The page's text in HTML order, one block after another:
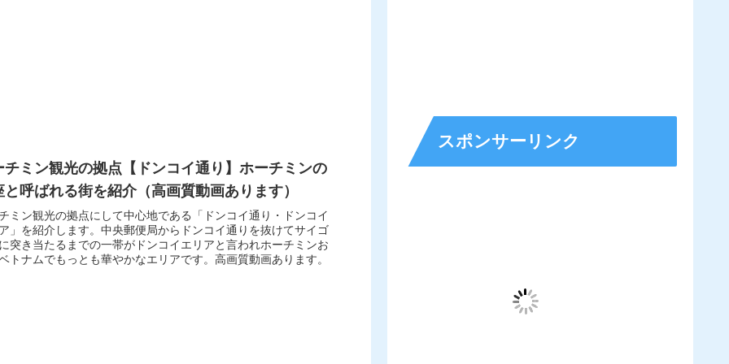
チミン観光の拠点【ドンコイ通り】ホーチミンの
と呼ばれる街を紹介（高画質動画あります）
ミン観光の拠点にして中心地である「ドンコイ通り・ドンコイ
」を紹介します。中央郵便局からドンコイ通りを抜けてサイゴ
突き当たるまでの一帯がドンコイエリアと言われホーチミンお
トナムでもっとも華やかなエリアです。高画質動画あります。
スポンサーリンク